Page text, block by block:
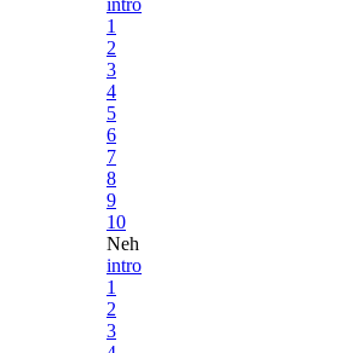
intro
1
2
3
4
5
6
7
8
9
10
Neh
intro
1
2
3